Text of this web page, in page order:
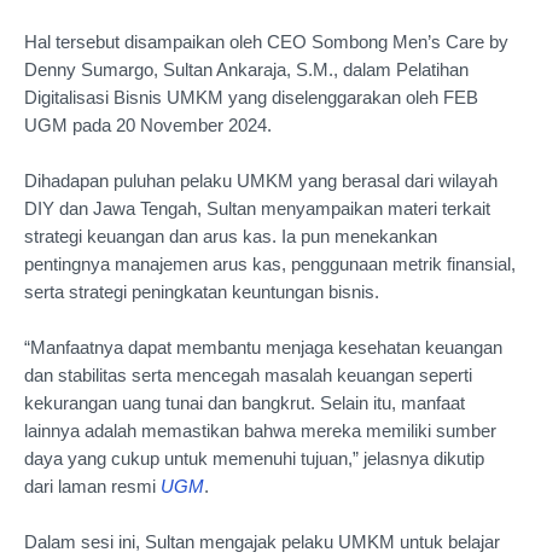
Hal tersebut disampaikan oleh CEO Sombong Men’s Care by
Denny Sumargo, Sultan Ankaraja, S.M., dalam Pelatihan
Digitalisasi Bisnis UMKM yang diselenggarakan oleh FEB
UGM pada 20 November 2024.
Dihadapan puluhan pelaku UMKM yang berasal dari wilayah
DIY dan Jawa Tengah, Sultan menyampaikan materi terkait
strategi keuangan dan arus kas. Ia pun menekankan
pentingnya manajemen arus kas, penggunaan metrik finansial,
serta strategi peningkatan keuntungan bisnis.
“Manfaatnya dapat membantu menjaga kesehatan keuangan
dan stabilitas serta mencegah masalah keuangan seperti
kekurangan uang tunai dan bangkrut. Selain itu, manfaat
lainnya adalah memastikan bahwa mereka memiliki sumber
daya yang cukup untuk memenuhi tujuan,” jelasnya dikutip
dari laman resmi UGM.
Dalam sesi ini, Sultan mengajak pelaku UMKM untuk belajar